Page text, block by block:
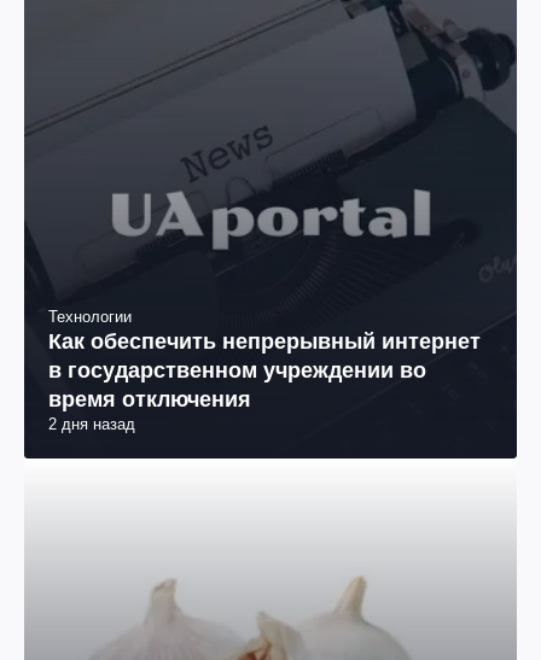
Технологии
Как обеспечить непрерывный интернет
в государственном учреждении во
время отключения
2 дня назад